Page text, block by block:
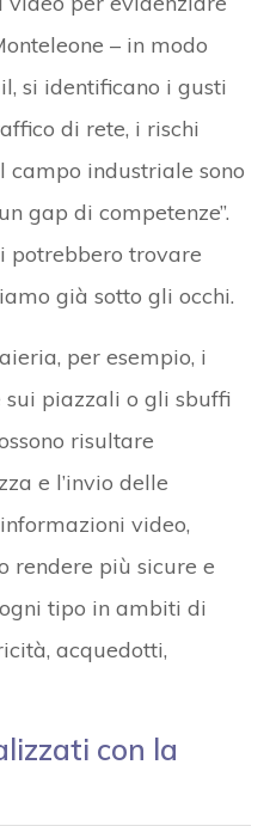
– in modo
si identificano i gusti
di rete, i rischi
campo industriale sono
gap di competenze”.
potrebbero trovare
già sotto gli occhi.
per esempio, i
piazzali o gli sbuffi
risultare
e l’invio delle
video,
rendere più sicure e
tipo in ambiti di
acquedotti,
con la